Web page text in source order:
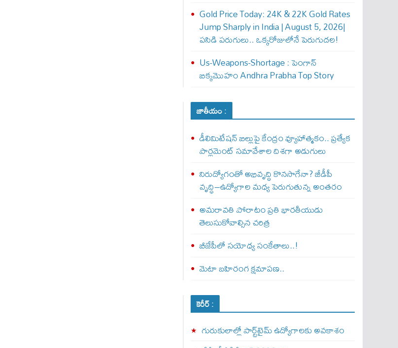
Gold Price Today: 24K & 22K Gold Rates
Jump Sharply in India | August 5, 2026|
పసిడి పరుగులు.. ఒక్కరోజులోనే పెరుగుద‌ల‌!
Us-Weapons-Shortage : పెంగాన్
బిక్క‌మొహం Andhra Prabha Top Story
జాతీయం :
డీలిమిటేషన్ బిల్లుపై కేంద్రం వ్యూహాత్మకం.. ప్రత్యేక
పార్లమెంట్ సమావేశాల దిశగా అడుగులు
నిరుద్యోగంతో అభివృద్ధి కొనసాగేనా? జీడీపీ
వృద్ధి–ఉద్యోగాల మధ్య పెరుగుతున్న అంతరం
అమరావతి పోరాటం ప్రతి భారతీయుడు
తెలుసుకోవాల్సిన చరిత్ర
బీజేపీలో సయోధ్య సంకేతాలు..!
మెటా బ‌హిరంగ క్షమాపణ..
కెరీర్ :
గురుకులాల్లో పార్ట్‌టైమ్ ఉద్యోగాలకు అవకాశం